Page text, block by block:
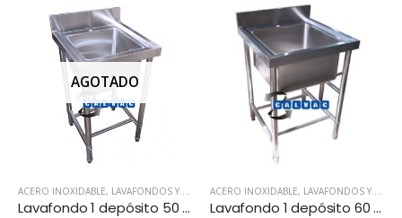
AGOTADO
ACERO INOXIDABLE, LAVAFONDOS Y LAVAMANOS
Lavafondo 1 depósito 50 x 50 cms.
ACERO INOXIDABLE, LAVAFONDOS Y LAVAMANOS
Lavafondo 1 depósito 60 x 60 cms.